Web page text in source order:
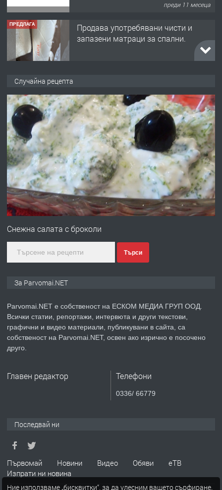
ПРЕДЛАГА
Продава употребявани чисти и
преди 1 година
преди 1 година
ПРЕДЛАГА
Първи поход "По стъпките на Ангел
Войвода"
преди 1 година
ПРЕДЛАГА
Монтажник на малки детайли за
преди 1 година
ПРЕДЛАГА
Продавам апартамент - гр.
ПРЕДЛАГА
Търсим работник за работа в
Случайна рецепта
Снежна салата с броколи
Търси
За Parvomai.NET
Parvomai.NET е собственост на ЕСКОМ МЕДИА ГРУП ООД.
Всички статии, репортажи, интервюта и други текстови,
графични и видео материали, публикувани в сайта, са
собственост на Parvomai.NET, освен ако изрично е посочено
друго.
Главен редактор Телефони
0336/ 66779
Последвай ни
Първомай Новини Видео Обяви
еТВ
Изпрати ни новина
Ние използваме „бисквитки“, за да улесним вашето сърфиране.